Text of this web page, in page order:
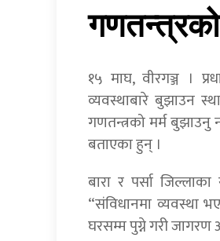
गणतन्त्रको
१५ माघ, वीरगञ्ज ।
व्यवस्थाबारे बुझाउन
गणतन्त्रको मर्म बुझाउनु
बताएका हुन् ।
बारा र पर्सा
“संविधानमा व्यवस्था
घरसम्म पुग्ने गरी जागरण